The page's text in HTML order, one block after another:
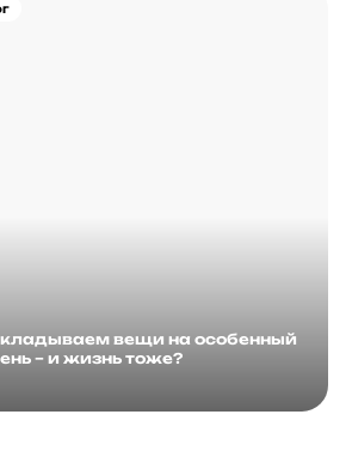
вещи на особенный
– и жизнь тоже?